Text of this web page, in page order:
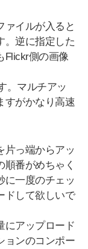
ァイルが入ると
。逆に指定した
Flickr側の画像
。マルチアッ
すがかなり高速
片っ端からアッ
順番がめちゃく
に一度のチェッ
ドして欲しいで
にアップロード
ョンのコンポー